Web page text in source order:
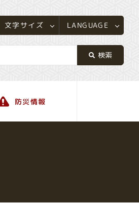
文字サイズ LANGUAGE
防災情報